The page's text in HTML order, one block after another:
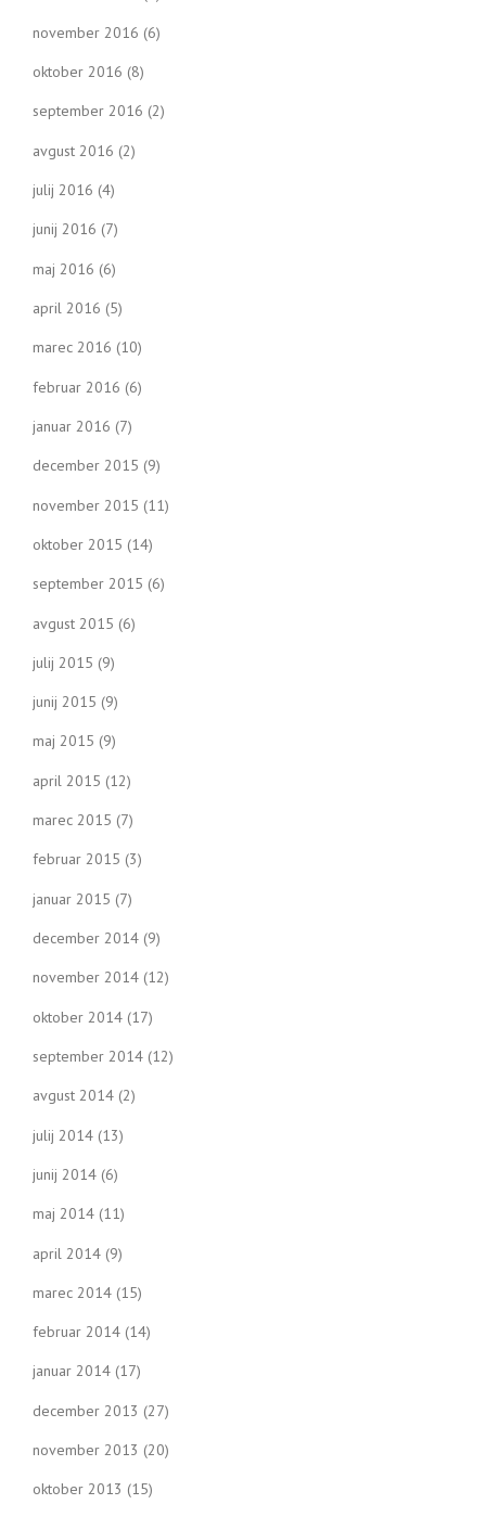
november 2016 (6)
oktober 2016 (8)
september 2016 (2)
avgust 2016 (2)
julij 2016 (4)
junij 2016 (7)
maj 2016 (6)
april 2016 (5)
marec 2016 (10)
februar 2016 (6)
januar 2016 (7)
december 2015 (9)
november 2015 (11)
oktober 2015 (14)
september 2015 (6)
avgust 2015 (6)
julij 2015 (9)
junij 2015 (9)
maj 2015 (9)
april 2015 (12)
marec 2015 (7)
februar 2015 (3)
januar 2015 (7)
december 2014 (9)
november 2014 (12)
oktober 2014 (17)
september 2014 (12)
avgust 2014 (2)
julij 2014 (13)
junij 2014 (6)
maj 2014 (11)
april 2014 (9)
marec 2014 (15)
februar 2014 (14)
januar 2014 (17)
december 2013 (27)
november 2013 (20)
oktober 2013 (15)